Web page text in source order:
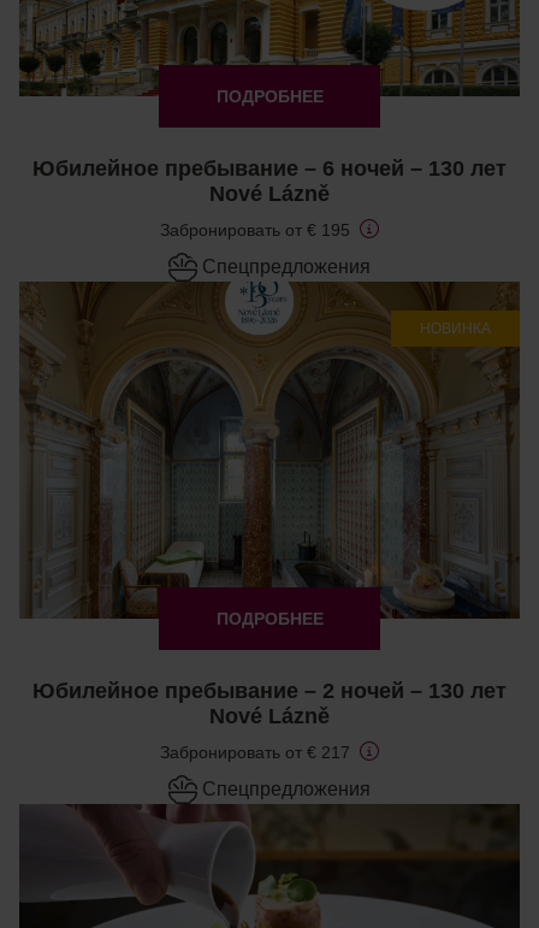
ПОДРОБНЕЕ
Юбилейное пребывание – 6 ночей – 130 лет
Nové Lázně
Забронировать от € 195
Cпецпредложения
НОВИНКА
ПОДРОБНЕЕ
Юбилейное пребывание – 2 ночей – 130 лет
Nové Lázně
Забронировать от € 217
Cпецпредложения